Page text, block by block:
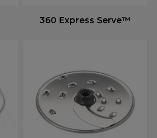
360 Express Serve™